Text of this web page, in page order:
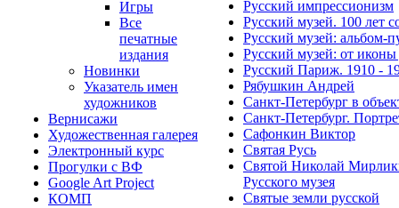
Игры
Все
печатные
издания
Новинки
Указатель имен
художников
Вернисажи
Художественная галерея
Электронный курс
Прогулки с ВФ
Google Art Project
КОМП
Русский импрессионизм
Русский музей. 100 лет
Русский музей: альбом-
Русский музей: от
Русский Париж. 1910 -
Рябушкин Андрей
Санкт-Петербург в
Санкт-Петербург.
Сафонкин Виктор
Святая Русь
Святой Николай
Русского музея
Святые земли русской